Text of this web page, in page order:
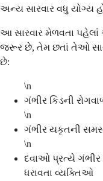
અન્ય સારવાર વધુ યોગ્ય
આ સારવાર મેળવતા પહેલાં
જરૂર છે, તેમ છતાં તેઓ
છે:
\n
ગંભીર કિડની
\n
ગંભીર યકૃતની
\n
દવાઓ પ્રત્યે ગંભીર
ધરાવતા વ્યક્તિઓ